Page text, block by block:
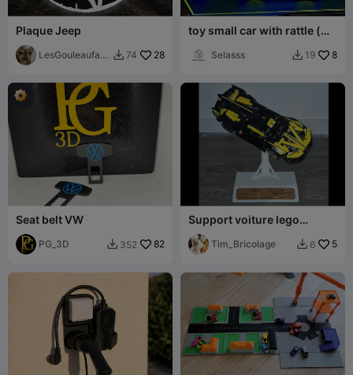
Plaque Jeep
LesGouleaufam  74 28
toy small car with rattle (
Selasss  19 8
Seat belt VW
PG_3D  352 82
Support voiture lego
technique
Tim_Bricolage  6 5